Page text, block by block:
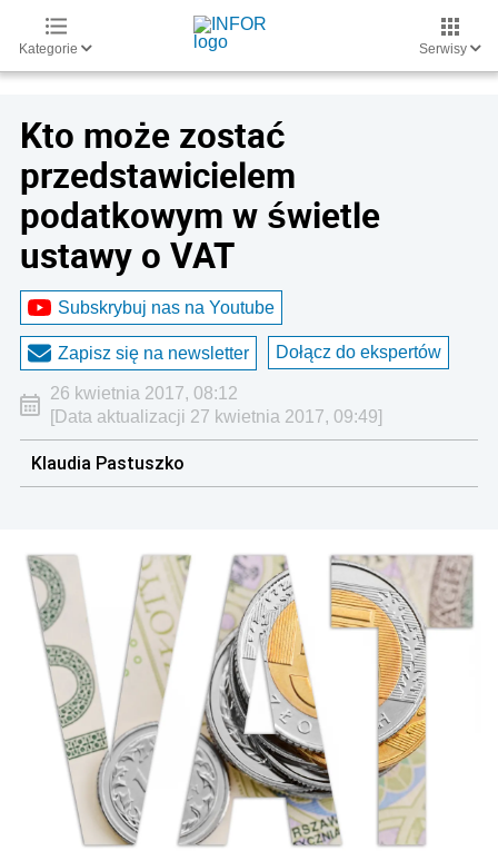
Kategorie Serwisy
Kto może zostać
przedstawicielem
podatkowym w świetle
ustawy o VAT
Subskrybuj nas na Youtube
Zapisz się na newsletter Dołącz do ekspertów
26 kwietnia 2017, 08:12
[Data aktualizacji 27 kwietnia 2017, 09:49]
Klaudia Pastuszko